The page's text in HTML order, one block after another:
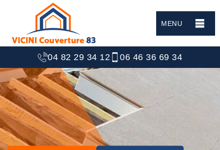
MENU
04 82 29 34 12 06 46 36 69 34